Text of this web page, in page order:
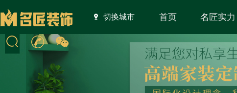
切换城市 首页 名匠实力